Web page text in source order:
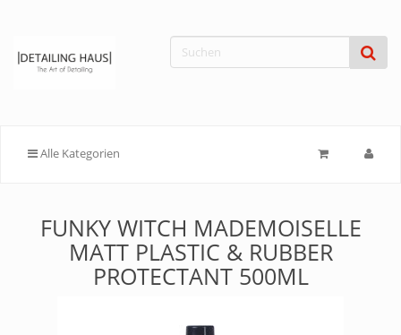
Alle Kategorien
FUNKY WITCH MADEMOISELLE
MATT PLASTIC & RUBBER
PROTECTANT 500ML